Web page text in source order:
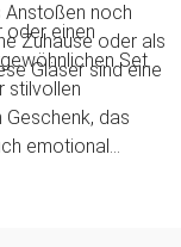
Anstoßen noch
Zuhause oder als
Gläser sind eine
oder einen
Set.
stilvollen
Geschenk, das
emotional